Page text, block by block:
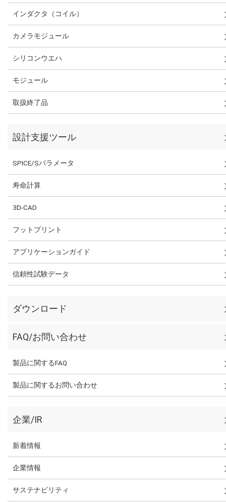
インダクタ（コイル）
カメラモジュール
シリコンウエハ
モジュール
取扱終了品
設計支援ツール
SPICE/Sパラメータ
寿命計算
3D-CAD
フットプリント
アプリケーションガイド
信頼性試験データ
ダウンロード
FAQ/お問い合わせ
製品に関するFAQ
製品に関するお問い合わせ
企業/IR
新着情報
企業情報
サステナビリティ